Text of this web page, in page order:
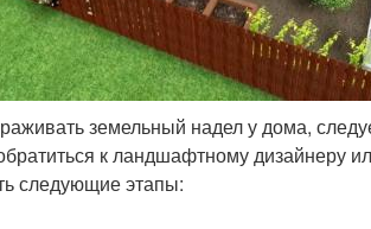
земельный надел у дома,
к ландшафтному дизайнеру
следующие этапы: